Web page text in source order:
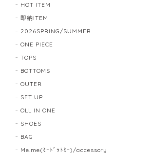
HOT ITEM
即納ITEM
2026SPRING/SUMMER
ONE PIECE
TOPS
BOTTOMS
OUTER
SET UP
OLL IN ONE
SHOES
BAG
Me.me(ﾐｰﾄﾞｯﾄﾐｰ)/accessory